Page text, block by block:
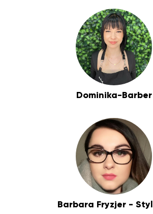
Dominika-Barber
Barbara Fryzjer -